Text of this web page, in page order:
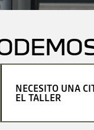
NECESITO UNA
EL TALLER